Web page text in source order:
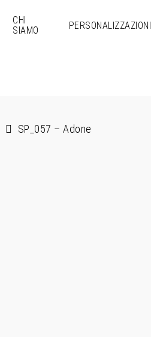
CHI
SIAMO
PERSONALIZZAZIONI
SP_057 – Adone